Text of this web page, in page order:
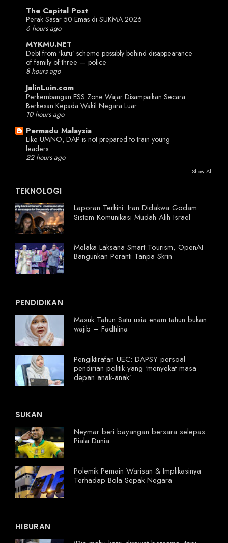
The Capital Post
Perak Sasar 50 Emas di SUKMA 2026
6 hours ago
MYKMU.NET
Debt from ‘kutu’ scheme possibly behind disappearance
of family of three — police
8 hours ago
JalinLuin.com
Perkembangan ESS Zone Wajar Disampaikan Secara
Berkesan Kepada Wakil Negara Luar
10 hours ago
Permadu Malaysia
Like UMNO, DAP is not prepared to train young
leaders
22 hours ago
Show All
TEKNOLOGI
Laporan Terkini: Iran Didakwa Godam
Sistem Komunikasi Mudah Alih Israel
Melaka Laksana Smart Tourism, OpenAI
Bangunkan Peranti Tanpa Skrin
PENDIDIKAN
Masuk Tahun Satu usia enam tahun bukan
wajib – Fadhlina
Pengiktirafan UEC: DAPSY persoal
pendirian politik yang ‘menyekat masa
depan anak-anak’
SUKAN
Neymar beri bayangan bersara selepas
Piala Dunia
Polemik Pemain Warisan & Implikasinya
Terhadap Bola Sepak Negara
HIBURAN